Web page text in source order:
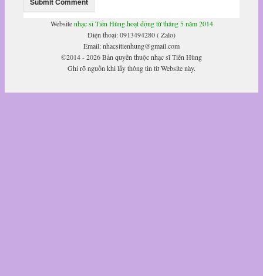
Websitenhạc sĩ Tiến Hùng hoạt động từ tháng 5 năm 2014
Điện thoại: 0913494280 ( Zalo)
Email: nhacsitienhung@gmail.com
©2014 - 2026 Bản quyền thuộc nhạc sĩ Tiến Hùng
Ghi rõ nguồn khi lấy thông tin từ Website này.